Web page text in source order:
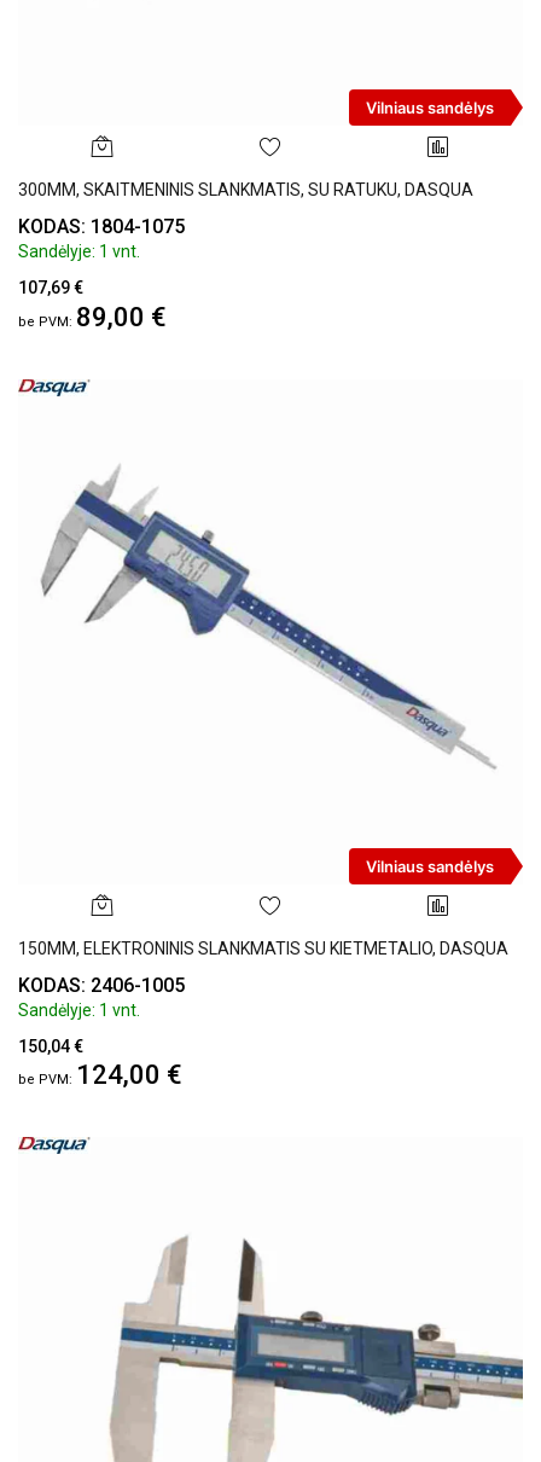
Vilniaus sandėlys
300MM, SKAITMENINIS SLANKMATIS, SU RATUKU, DASQUA
KODAS: 1804-1075
Sandėlyje: 1 vnt.
107,69 €
89,00 €
Vilniaus sandėlys
150MM, ELEKTRONINIS SLANKMATIS SU KIETMETALIO, DASQUA
KODAS: 2406-1005
Sandėlyje: 1 vnt.
150,04 €
124,00 €